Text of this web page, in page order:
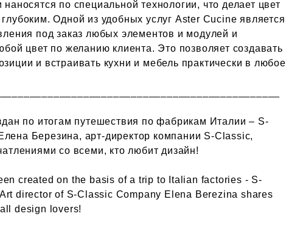
по специальной технологии, что делает цвет
Одной из удобных услуг Aster Cucine является
под заказ любых элементов и модулей и
цвет по желанию клиента. Это позволяет создавать
и встраивать кухни и мебель практически в любое
по итогам путешествия по фабрикам Италии – S-
Березина, арт-директор компании S-Classic,
со всеми, кто любит дизайн!
created on the basis of a trip to Italian factories - S-
director of S-Classic Company Elena Berezina shares
design lovers!